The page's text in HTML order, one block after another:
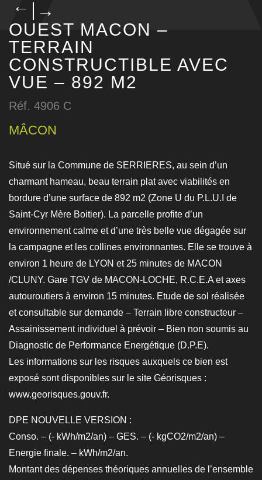
→
→
OUEST MACON –
TERRAIN
CONSTRUCTIBLE AVEC
VUE – 892 M2
Réf. 4906 C
MÂCON
Situé sur la Commune de SERRIERES, au sein d’un
charmant hameau, beau terrain plat avec viabilités en
bordure d’une surface de 892 m2 (Zone U du P.L.U.I de
Saint-Cyr Mère Boitier). La parcelle profite d’un
environnement calme et d’une très belle vue dégagée sur
la campagne et les collines environnantes. Elle se trouve à
environ 1 heure de LYON et 25 minutes de MACON
/CLUNY. Gare TGV de MACON-LOCHE, R.C.E.A et axes
autouroutiers à environ 15 minutes. Etude de sol réalisée
et consultable sur demande – Terrain libre constructeur –
Assainissement individuel à prévoir – Bien non soumis au
Diagnostic de Performance Energétique (D.P.E).
Les informations sur les risques auxquels ce bien est
exposé sont disponibles sur le site Géorisques :
www.georisques.gouv.fr.
DPE NOUVELLE VERSION :
Conso. – (- kWh/m2/an) – GES. – (- kgCO2/m2/an) –
Energie finale. – kWh/m2/an.
Montant des dépenses théoriques annuelles de l’ensemble